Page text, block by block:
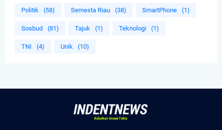
Politik (58) Semesta Riau (38) SmartPhone (1)
Sosbud (81) Tajuk (1) Teknologi (1)
TNI (4) Unik (10)